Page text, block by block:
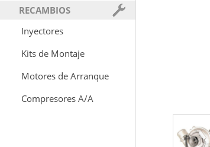
RECAMBIOS
Inyectores
Kits de Montaje
Motores de Arranque
Compresores A/A